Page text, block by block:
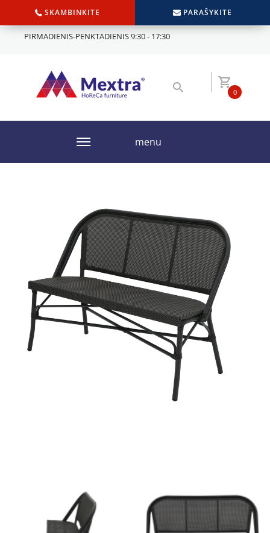
SKAMBINKITE PARAŠYKITE
PIRMADIENIS-PENKTADIENIS 9:30 - 17:30
0
menu